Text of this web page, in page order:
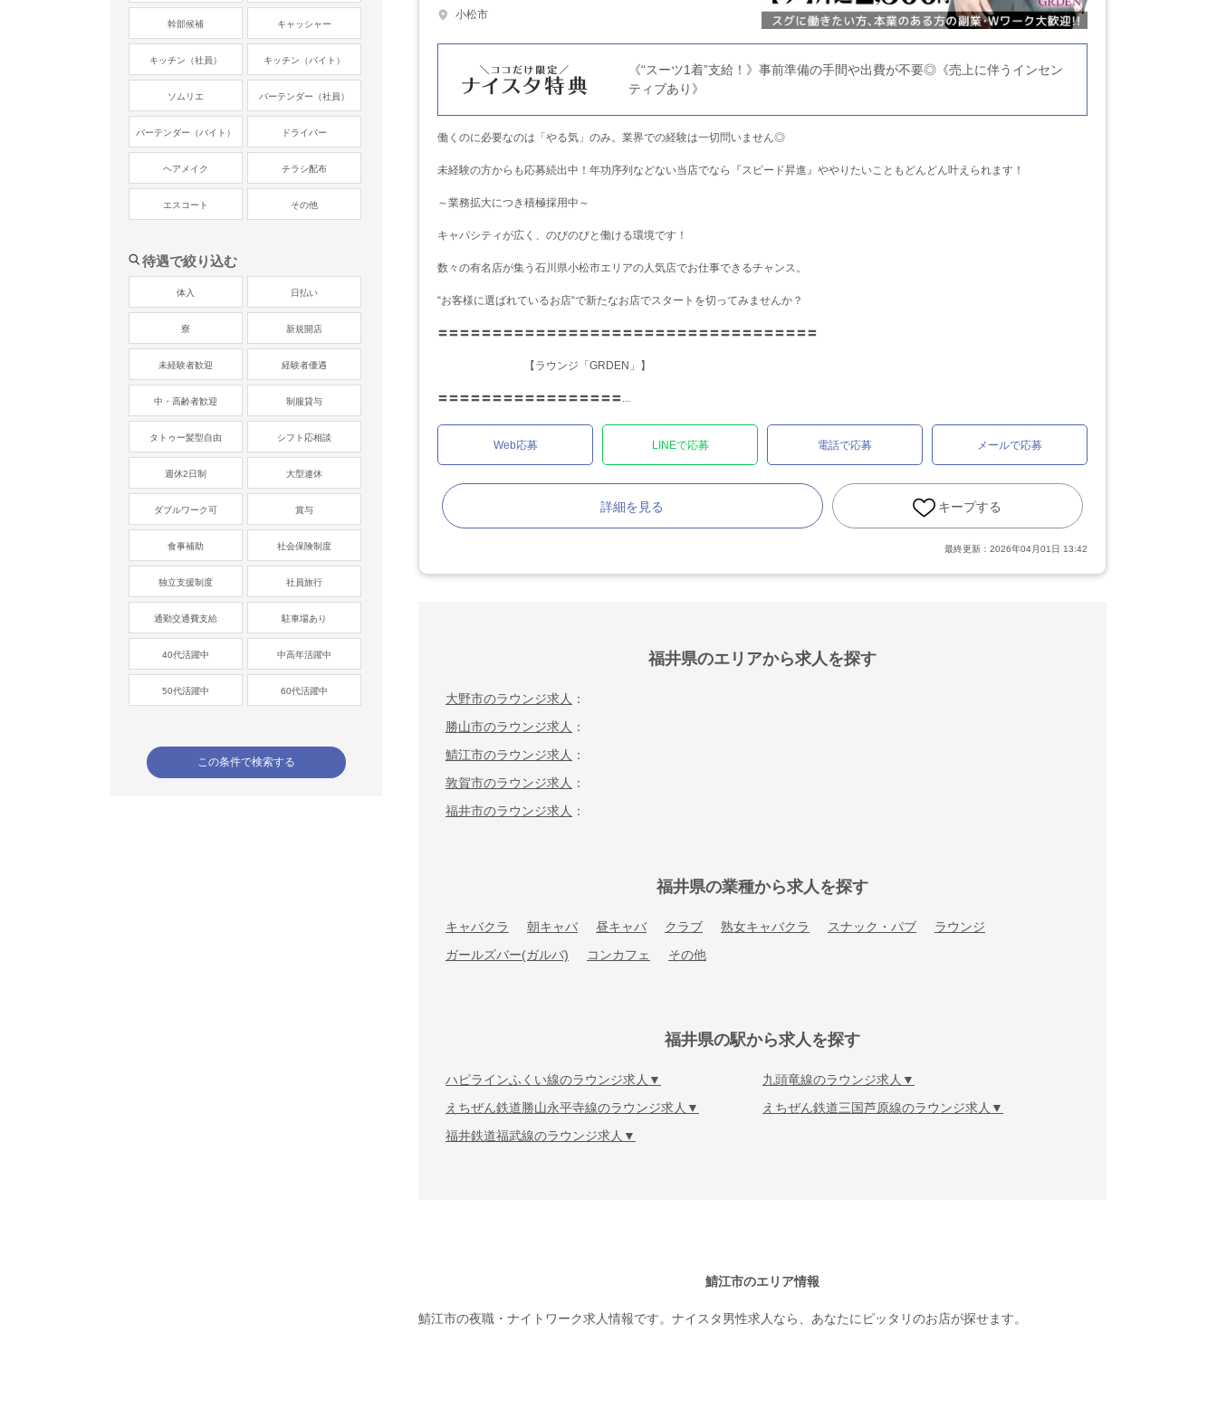
小松市
《“スーツ1着”支給！》事前準備の手間や出費が不要◎《売上に伴うインセン
ティブあり》
働くのに必要なのは「やる気」のみ。業界での経験は一切問いません◎
未経験の方からも応募続出中！年功序列などない当店でなら『スピード昇進』ややりたいこともどんどん叶えられます！
～業務拡大につき積極採用中～
キャパシティが広く、のびのびと働ける環境です！
数々の有名店が集う石川県小松市エリアの人気店でお仕事できるチャンス。
“お客様に選ばれているお店“で新たなお店でスタートを切ってみませんか？
〓〓〓〓〓〓〓〓〓〓〓〓〓〓〓〓〓〓〓〓〓〓〓〓〓〓〓〓〓〓〓〓〓〓〓
【ラウンジ「GRDEN」】
〓〓〓〓〓〓〓〓〓〓〓〓〓〓〓〓〓...
Web応募 LINEで応募 電話で応募 メールで応募
詳細を見る キープする
最終更新： 2026年04月01日 13:42
福井県のエリアから求人を探す
大野市のラウンジ求人
勝山市のラウンジ求人
鯖江市のラウンジ求人
敦賀市のラウンジ求人
福井市のラウンジ求人
福井県の業種から求人を探す
キャバクラ 朝キャバ 昼キャバ クラブ 熟女キャバクラ スナック・パブ
ラウンジ
ガールズバー(ガルバ)
コンカフェ その他
福井県の駅から求人を探す
ハピラインふくい線のラウンジ求人
九頭竜線のラウンジ求人
えちぜん鉄道勝山永平寺線のラウンジ求人
えちぜん鉄道三国芦原線のラウンジ求人
福井鉄道福武線のラウンジ求人
鯖江市のエリア情報
鯖江市の夜職・ナイトワーク求人情報です。ナイスタ男性求人なら、あなたにピッタリのお店が探せます。
幹部候補 キャッシャー
キッチン（社員） キッチン（バイト）
ソムリエ バーテンダー（社員）
バーテンダー（バイト） ドライバー
ヘアメイク チラシ配布
エスコート その他
待遇で絞り込む
体入 日払い
寮 新規開店
未経験者歓迎 経験者優遇
中・高齢者歓迎 制服貸与
タトゥー髪型自由 シフト応相談
週休2日制 大型連休
ダブルワーク可 賞与
食事補助 社会保険制度
独立支援制度 社員旅行
通勤交通費支給 駐車場あり
40代活躍中 中高年活躍中
50代活躍中 60代活躍中